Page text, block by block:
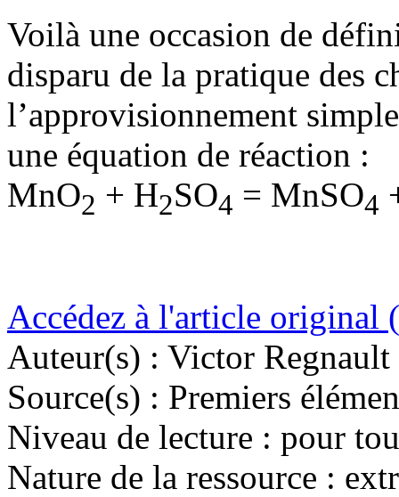
Voilà une occasion de
disparu de la pratique des
l’approvisionnement
une équation de réaction :
MnO2 + H2SO4 = MnSO4
Accédez à l'article original
Auteur(s) : Victor Regnault
Source(s) : Premiers
Niveau de lecture : pour
Nature de la ressource :